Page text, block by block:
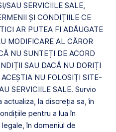
SAU SERVICIILE SALE,
ȘI CONDIȚIILE CE
AR PUTEA FI ADĂUGATE
MODIFICARE AL CĂROR
NU SUNTEȚI DE ACORD
SAU DACĂ NU DORIȚI
NU FOLOSIȚI SITE-
SERVICIILE SALE. Survio
la discreția sa, în
pentru a lua în
în domeniul de